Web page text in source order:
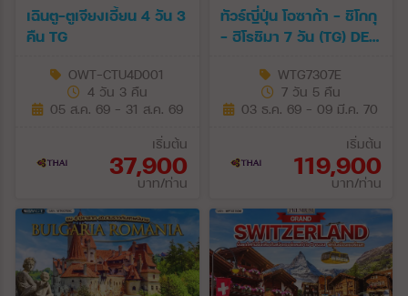
เฉินตู-ตูเจียงเอี้ยน 4 วัน 3
คืน TG
OWT-CTU4D001
4 วัน 3 คืน
05 ส.ค. 69 - 31 ส.ค. 69
เริ่มต้น
37,900
บาท/ท่าน
ทัวร์ญี่ปุ่น โอซาก้า - ชิโกกุ
- ฮิโรชิมา 7 วัน (TG) DEC
WTG7307E
7 วัน 5 คืน
03 ธ.ค. 69 - 09 มี.ค. 70
เริ่มต้น
119,900
บาท/ท่าน